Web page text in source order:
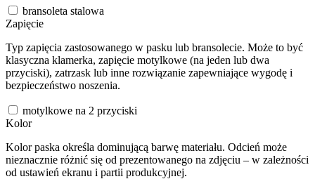
bransoleta stalowa
Zapięcie
Typ zapięcia zastosowanego w pasku lub bransolecie. Może to być
klasyczna klamerka, zapięcie motylkowe (na jeden lub dwa
przyciski), zatrzask lub inne rozwiązanie zapewniające wygodę i
bezpieczeństwo noszenia.
motylkowe na 2 przyciski
Kolor
Kolor paska określa dominującą barwę materiału. Odcień może
nieznacznie różnić się od prezentowanego na zdjęciu – w zależności
od ustawień ekranu i partii produkcyjnej.